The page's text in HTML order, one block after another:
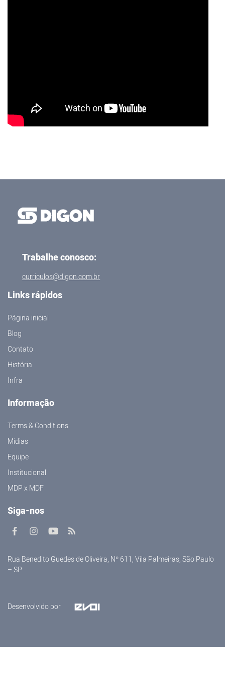
Trabalhe conosco:
curriculos@digon.com.br
Links rápidos
Página inicial
Blog
Contato
História
Infra
Informação
Terms & Conditions
Mídias
Equipe
Institucional
MDP x MDF
Siga-nos
Rua Benedito Guedes de Oliveira, Nº 611, Vila Palmeiras, São Paulo
– SP
Desenvolvido por